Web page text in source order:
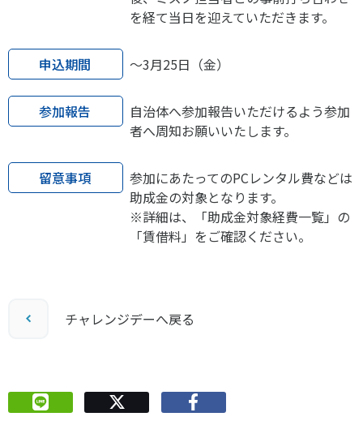
を経て当日を迎えていただきます。
申込期間 ～3月25日（金）
参加報告
自治体へ参加報告いただけるよう参加
者へ周知お願いいたします。
留意事項
参加にあたってのPCレンタル費などは
助成金の対象となります。
※詳細は、「助成金対象経費一覧」の
「賃借料」をご確認ください。
チャレンジデーへ戻る